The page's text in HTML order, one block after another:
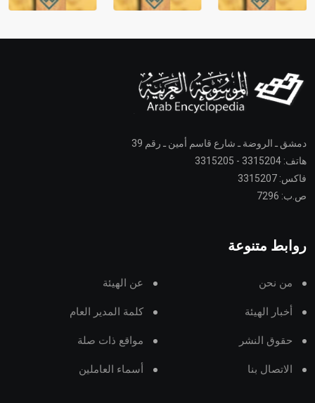
دمشق ـ الروضة ـ شارع قاسم أمين ـ رقم 39
هاتف: 3315204 - 3315205
فاكس: 3315207
ص.ب: 7296
روابط متنوعة
من نحن عن الهيئة
أخبار الهيئة كلمة المدير العام
حقوق النشر مواقع ذات صلة
الاتصال بنا أسماء العاملين